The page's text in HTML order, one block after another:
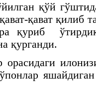
қўй
қават қилиб
қуриб
қурганди.
орасидаги